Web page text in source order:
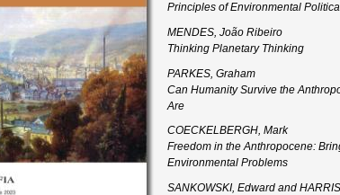
Principles of Environmental
MENDES, João Ribeiro
Thinking Planetary Thinking
PARKES, Graham
Can Humanity Survive the
Are
COECKELBERGH, Mark
Freedom in the Anthropocene:
Environmental Problems
SANKOWSKI, Edward and